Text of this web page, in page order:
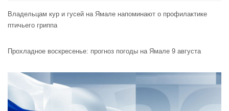
Владельцам кур и гусей на Ямале напоминают o профилактике
птичьего гриппа
Прохладное воскресенье: прогноз погоды на Ямале 9 августа